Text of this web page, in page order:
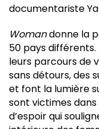
documentariste
Womandonne la
50 pays
leurs parcours de
sans détours, des
et font la lumière
sont victimes dans
d’espoir qui